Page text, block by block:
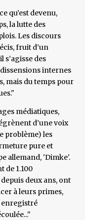
qu’est devenu,
la lutte des
Les discours
fruit d’un
s’agisse des
internes
mais du temps pour
médiatiques,
d’une voix
problème) les
pure et
allemand, 'Dimke'.
de 1.100
deux ans, ont
à leurs primes,
enregistré